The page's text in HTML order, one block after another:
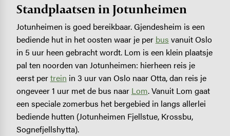
Standplaatsen in Jotunheimen
Jotunheimen is goed bereikbaar. Gjendesheim is een
bediende hut in het oosten waar je per bus vanuit Oslo
in 5 uur heen gebracht wordt. Lom is een klein plaatsje
pal ten noorden van Jotunheimen: hierheen reis je
eerst pertrein in 3 uur van Oslo naar Otta, dan reis je
ongeveer 1 uur met de bus naar Lom. Vanuit Lom gaat
een speciale zomerbus het bergebied in langs allerlei
bediende hutten (Jotunheimen Fjellstue, Krossbu,
Sognefjellshytta).